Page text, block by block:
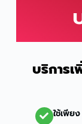
บริการ
ใช้เพีย